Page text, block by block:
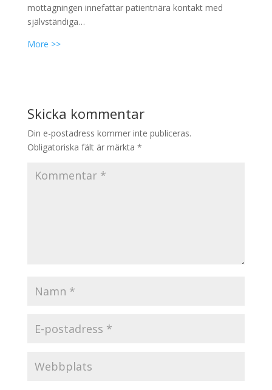
mottagningen innefattar patientnära kontakt med
självständiga…
More >>
Skicka kommentar
Din e-postadress kommer inte publiceras.
Obligatoriska fält är märkta *